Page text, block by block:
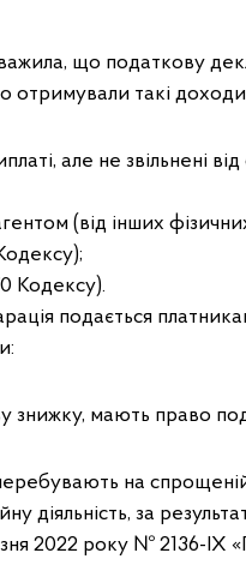
що податкову
отримували такі
але не звільнені від
(від інших
Кодексу).
подається
знижку, мають право
на
діяльність, за
2022 року № 2136-ІХ